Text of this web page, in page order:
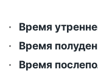
Время
Время
Время